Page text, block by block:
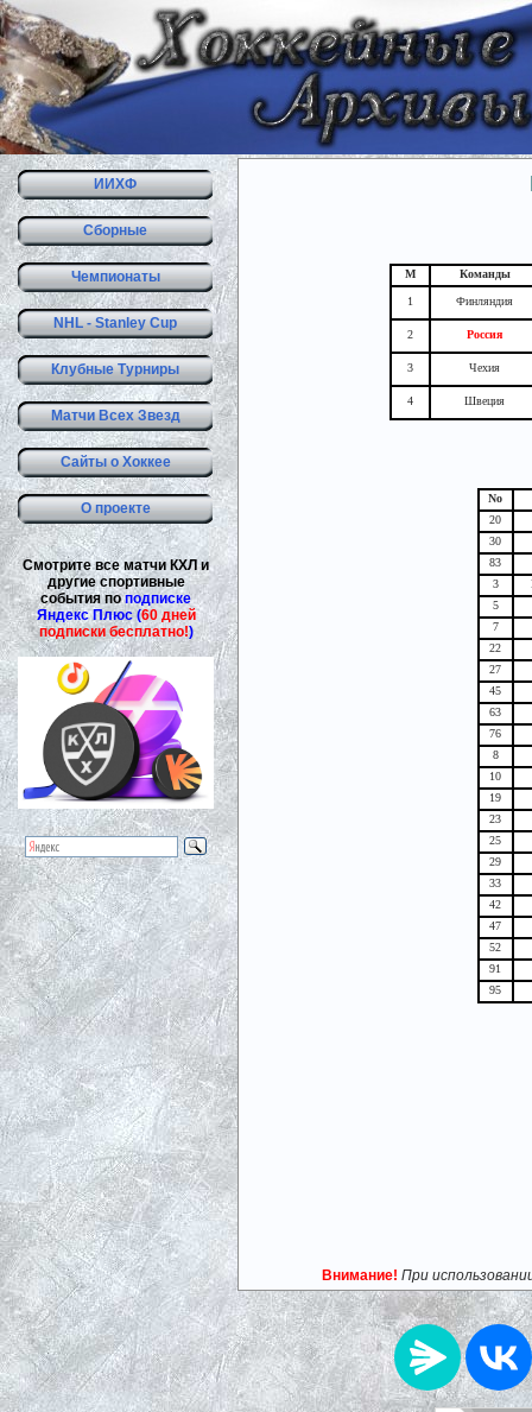
ИИХФ
Сборные
Чемпионаты
NHL - Stanley Cup
Клубные Турниры
Матчи Всех Звезд
Сайты о Хоккее
О проекте
Смотрите все матчи КХЛ и
другие спортивные
события поподписке
Яндекс Плюс (60 дней
подписки бесплатно!)
М Команды
1 Финляндия
2 Россия
3 Чехия
4 Швеция
No
20
30
83
3
5
7
22
27
45
63
76
8
10
19
23
25
29
33
42
47
52
91
95
Внимание! При